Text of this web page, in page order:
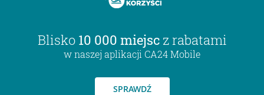
Blisko 10 000 miejsc z rabatami
w naszej aplikacji CA24 Mobile
SPRAWDŹ